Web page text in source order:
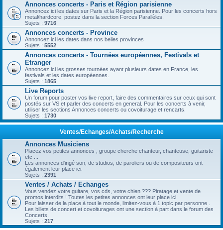
Annonces concerts - Paris et Région parisienne
Annoncez ici les dates sur Paris et la Région parisienne. Pour les concerts hors
metal/hardcore, postez dans la section Forces Parallèles.
Sujets : 9716
Annonces concerts - Province
Annoncez ici les dates dans nos belles provinces
Sujets : 5552
Annonces concerts - Tournées européennes, Festivals et
Etranger
Annoncez ici les grosses tournées ayant plusieurs dates en France, les
festivals et les dates européennes.
Sujets : 1865
Live Reports
Un forum pour poster vos live report, faire des commentaires sur ceux qui sont
postés sur VS et parler des concerts en general. Pour les concerts à venir,
utiliser les sections Annonces concerts ou covoiturage et rencarts.
Sujets : 1730
Ventes/Echanges/Achats/Recherche
Annonces Musiciens
Placez vos petites annonces , groupe cherche chanteur, chanteuse, guitariste
etc ...
Les annonces d'ingé son, de studios, de paroliers ou de compositeurs ont
également leur place ici.
Sujets : 2391
Ventes / Achats / Echanges
Vous vendez votre guitare, vos cds, votre chien ??? Piratage et vente de
promos interdits ! Toutes les petites annonces ont leur place ici.
Pour laisser de la place à tout le monde, limitez-vous à 1 topic par personne .
Les billets de concert et covoiturages ont une section à part dans le forum des
Concerts.
Sujets : 217